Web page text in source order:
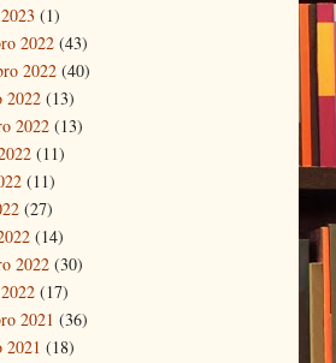
(1)
2022 (43)
2022 (40)
2022 (13)
2022 (13)
(11)
(11)
(27)
(14)
2022 (30)
(17)
2021 (36)
2021 (18)